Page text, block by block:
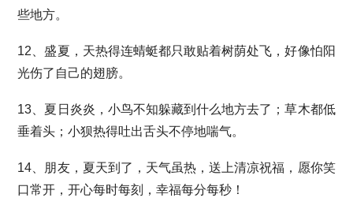
些地方。
12、盛夏，天热得连蜻蜓都只敢贴着树荫处飞，好像怕阳
光伤了自己的翅膀。
13、夏日炎炎，小鸟不知躲藏到什么地方去了；草木都低
垂着头；小狈热得吐出舌头不停地喘气。
14、朋友，夏天到了，天气虽热，送上清凉祝福，愿你笑
口常开，开心每时每刻，幸福每分每秒！